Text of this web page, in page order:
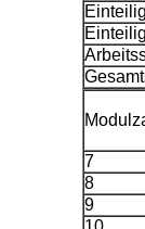
7
8
9